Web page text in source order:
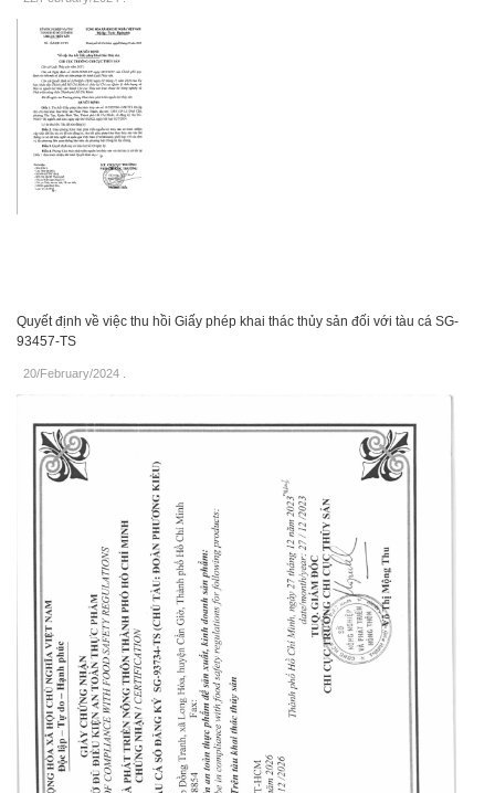
Quyết định về việc thu hồi Giấy phép khai thác thủy sản đối với tàu cá SG-
93457-TS
20/February/2024